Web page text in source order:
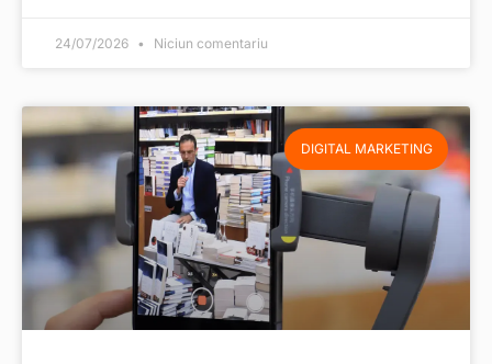
24/07/2026 Niciun comentariu
DIGITAL MARKETING